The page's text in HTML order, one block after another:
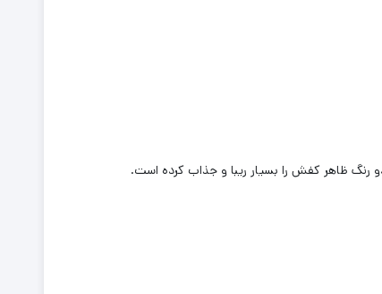
ظاهر کفش را بسیار ریبا و جذاب کرده است.